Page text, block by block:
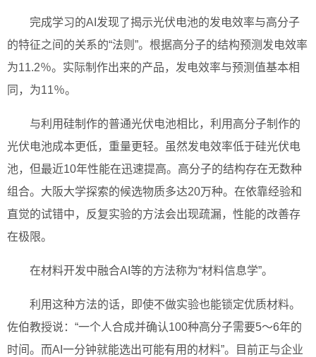
完成学习的AI发现了揭示光伏电池的发电效率与高分子
的特征之间的关系的“法则”。根据高分子的结构预测发电效率
为11.2％。实际制作出来的产品，发电效率与预测值基本相
同，为11％。
与利用硅制作的普通光伏电池相比，利用高分子制作的
光伏电池成本更低，重量更轻。虽然发电效率低于硅光伏电
池，但最近10年性能在迅速提高。高分子的结构存在无数种
组合。大阪大学探索的候选物质多达20万种。在依靠经验和
直觉的试错中，反复实验的方法会出现疏漏，性能的改善存
在极限。
在材料开发中融合AI等的方法称为“材料信息学”。
利用这种方法的话，即使不做实验也能锁定优质材料。
佐伯教授说：“一个人合成并确认100种高分子需要5～6年的
时间。而AI一分钟就能选出可能有用的材料”。目前正与企业